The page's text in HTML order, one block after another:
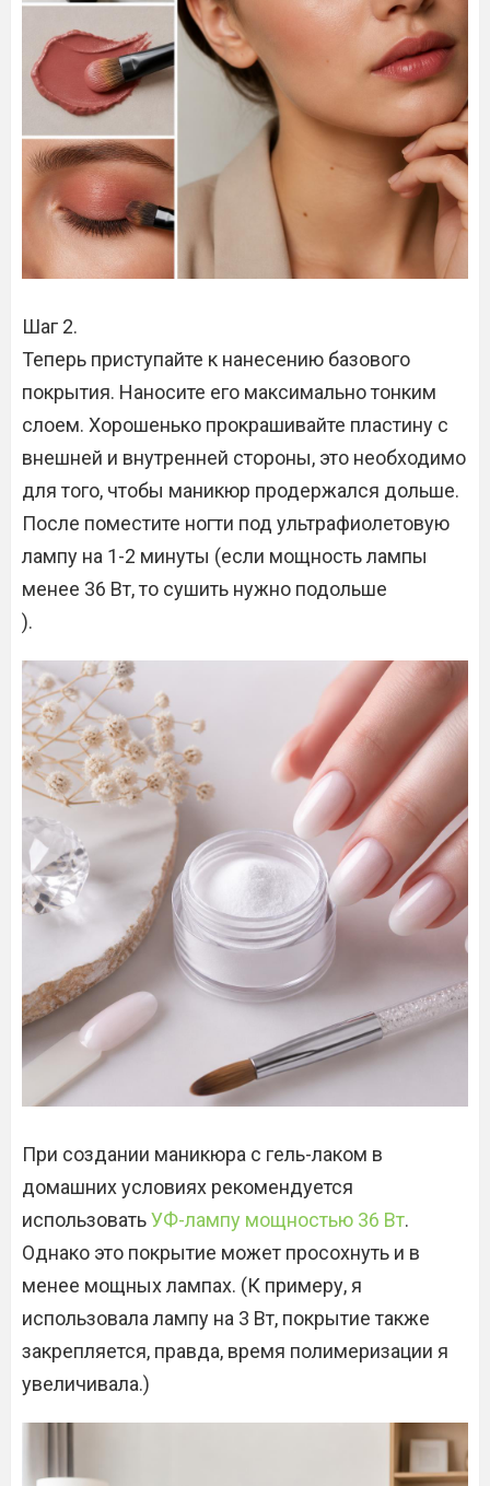
Шаг 2.
Теперь приступайте к нанесению базового
покрытия. Наносите его максимально тонким
слоем. Хорошенько прокрашивайте пластину с
внешней и внутренней стороны, это необходимо
для того, чтобы маникюр продержался дольше.
После поместите ногти под ультрафиолетовую
лампу на 1-2 минуты (если мощность лампы
менее 36 Вт, то сушить нужно подольше
).
При создании маникюра с гель-лаком в
домашних условиях рекомендуется
использоватьУФ-лампу мощностью 36 Вт.
Однако это покрытие может просохнуть и в
менее мощных лампах. (К примеру, я
использовала лампу на 3 Вт, покрытие также
закрепляется, правда, время полимеризации я
увеличивала.)